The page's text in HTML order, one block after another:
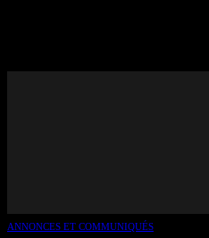
ANNONCES ET COMMUNIQUÉS